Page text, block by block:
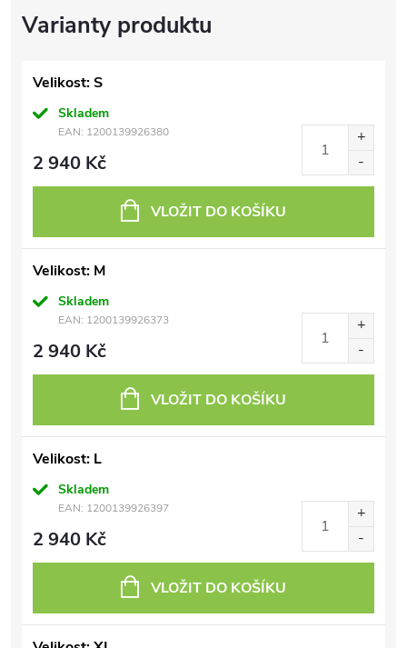
Velikost: S
Skladem
EAN: 1200139926380
2 940 Kč
VLOŽIT DO KOŠÍKU
Velikost: M
Skladem
EAN: 1200139926373
2 940 Kč
VLOŽIT DO KOŠÍKU
Velikost: L
Skladem
EAN: 1200139926397
2 940 Kč
VLOŽIT DO KOŠÍKU